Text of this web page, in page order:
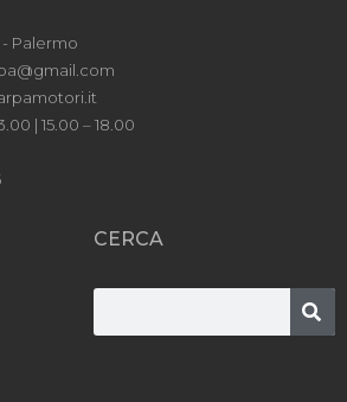
Palermo
| 15.00 – 18.00
CERCA